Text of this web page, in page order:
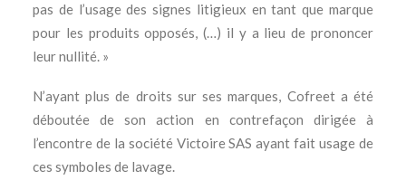
pas de l’usage des signes litigieux en tant que marque
pour les produits opposés, (…) il y a lieu de prononcer
leur nullité. »
N’ayant plus de droits sur ses marques, Cofreet a été
déboutée de son action en contrefaçon dirigée à
l’encontre de la société Victoire SAS ayant fait usage de
ces symboles de lavage.